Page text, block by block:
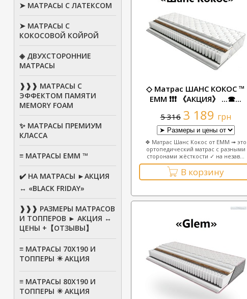
➤ МАТРАСЫ С ЛАТЕКСОМ
➤ МАТРАСЫ С
КОКОСОВОЙ КОЙРОЙ
◈ ДВУХСТОРОННИЕ
МАТРАСЫ
❱❱❱ МАТРАСЫ С
ЭФФЕКТОМ ПАМЯТИ
MEMORY FOAM
✨ МАТРАСЫ ПРЕМИУМ
КЛАССА
≡ МАТРАСЫ ЕММ ™
✔️ НА МАТРАСЫ ►АКЦИЯ
↔ «BLACK FRIDAY»
❱❱❱ РАЗМЕРЫ МАТРАСОВ
И ТОППЕРОВ ► АКЦИЯ ↔
ЦЕНЫ +【ОТЗЫВЫ】
≡ МАТРАСЫ 70Х190 И
ТОППЕРЫ ✴️ АКЦИЯ
≡ МАТРАСЫ 80X190 И
ТОППЕРЫ ✴️ АКЦИЯ
◇ Матрас ШАНС КОКОС ™
ЕММ ❗❗❗ 《АКЦИЯ》 ...☎...
5 316 3 189 грн
❖ Матрас Шанс Кокос от EMM ➟ это
ортопедический матрас с разными
сторонами жёсткости ✓ на незав...
В корзину